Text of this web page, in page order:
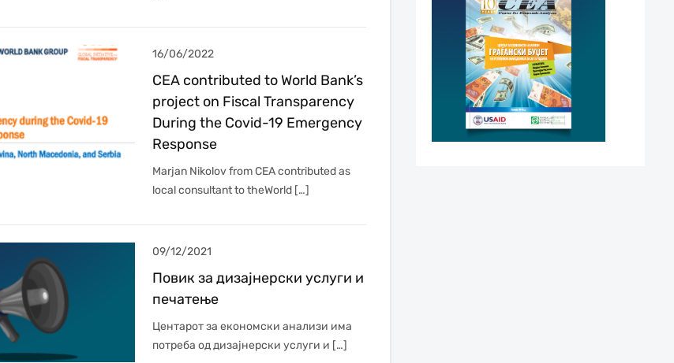
16/06/2022
CEA contributed to World Bank’s
project on Fiscal Transparency
During the Covid-19 Emergency
Response
Marjan Nikolov from CEA contributed as
local consultant to theWorld […]
09/12/2021
Повик за дизајнерски услуги и
печатење
Центарот за економски анализи има
потреба од дизајнерски услуги и […]